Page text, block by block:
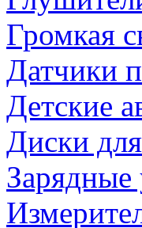
Громкая
Датчики
Детские
Диски
Зарядные